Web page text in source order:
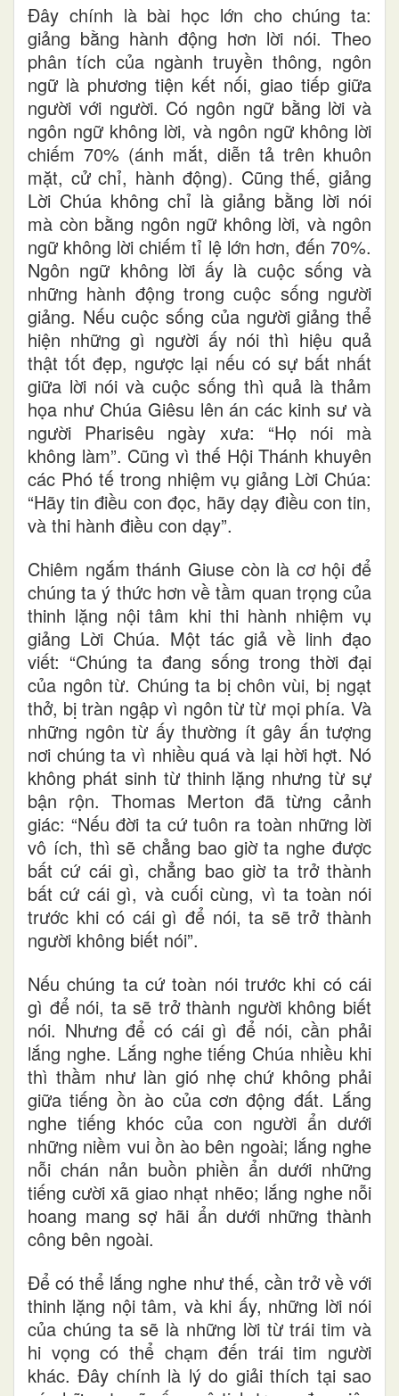
Đây chính là bài học lớn cho chúng ta:
giảng bằng hành động hơn lời nói. Theo
phân tích của ngành truyền thông, ngôn
ngữ là phương tiện kết nối, giao tiếp giữa
người với người. Có ngôn ngữ bằng lời và
ngôn ngữ không lời, và ngôn ngữ không lời
chiếm 70% (ánh mắt, diễn tả trên khuôn
mặt, cử chỉ, hành động). Cũng thế, giảng
Lời Chúa không chỉ là giảng bằng lời nói
mà còn bằng ngôn ngữ không lời, và ngôn
ngữ không lời chiếm tỉ lệ lớn hơn, đến 70%.
Ngôn ngữ không lời ấy là cuộc sống và
những hành động trong cuộc sống người
giảng. Nếu cuộc sống của người giảng thể
hiện những gì người ấy nói thì hiệu quả
thật tốt đẹp, ngược lại nếu có sự bất nhất
giữa lời nói và cuộc sống thì quả là thảm
họa như Chúa Giêsu lên án các kinh sư và
người Pharisêu ngày xưa: “Họ nói mà
không làm”. Cũng vì thế Hội Thánh khuyên
các Phó tế trong nhiệm vụ giảng Lời Chúa:
“Hãy tin điều con đọc, hãy dạy điều con tin,
và thi hành điều con dạy”.
Chiêm ngắm thánh Giuse còn là cơ hội để
chúng ta ý thức hơn về tầm quan trọng của
thinh lặng nội tâm khi thi hành nhiệm vụ
giảng Lời Chúa. Một tác giả về linh đạo
viết: “Chúng ta đang sống trong thời đại
của ngôn từ. Chúng ta bị chôn vùi, bị ngạt
thở, bị tràn ngập vì ngôn từ từ mọi phía. Và
những ngôn từ ấy thường ít gây ấn tượng
nơi chúng ta vì nhiều quá và lại hời hợt. Nó
không phát sinh từ thinh lặng nhưng từ sự
bận rộn. Thomas Merton đã từng cảnh
giác: “Nếu đời ta cứ tuôn ra toàn những lời
vô ích, thì sẽ chẳng bao giờ ta nghe được
bất cứ cái gì, chẳng bao giờ ta trở thành
bất cứ cái gì, và cuối cùng, vì ta toàn nói
trước khi có cái gì để nói, ta sẽ trở thành
người không biết nói”.
Nếu chúng ta cứ toàn nói trước khi có cái
gì để nói, ta sẽ trở thành người không biết
nói. Nhưng để có cái gì để nói, cần phải
lắng nghe. Lắng nghe tiếng Chúa nhiều khi
thì thầm như làn gió nhẹ chứ không phải
giữa tiếng ồn ào của cơn động đất. Lắng
nghe tiếng khóc của con người ẩn dưới
những niềm vui ồn ào bên ngoài; lắng nghe
nỗi chán nản buồn phiền ẩn dưới những
tiếng cười xã giao nhạt nhẽo; lắng nghe nỗi
hoang mang sợ hãi ẩn dưới những thành
công bên ngoài.
Để có thể lắng nghe như thế, cần trở về với
thinh lặng nội tâm, và khi ấy, những lời nói
của chúng ta sẽ là những lời từ trái tim và
hi vọng có thể chạm đến trái tim người
khác. Đây chính là lý do giải thích tại sao